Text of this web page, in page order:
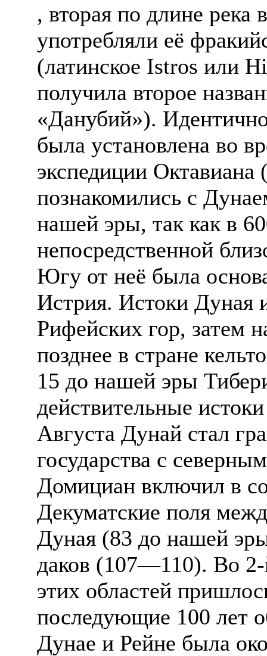
, вторая по длине река
употребляли её
(латинское Istros или
получила второе
«Данубий»).
была установлена во
экспедиции
познакомились с
нашей эры, так как в
непосредственной
Югу от неё была
Истрия. Истоки Дуная
Рифейских гор, затем
позднее в стране
15 до нашей эры
действительные
Августа Дунай стал
государства с
Домициан включил в
Декуматские поля
Дуная (83 до нашей
даков (107—110). Во 2-
этих областей
последующие 100 лет
Дунае и Рейне была